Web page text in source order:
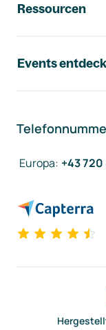
Ressourcen
Events
Europa: +43